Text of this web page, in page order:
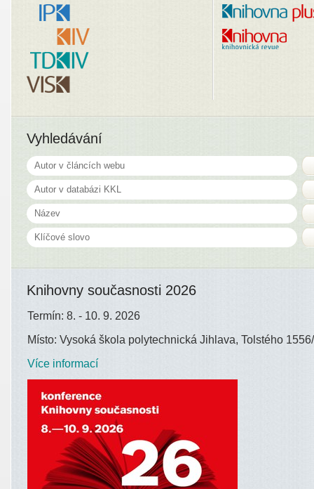
Vyhledávání
Knihovny současnosti 2026
Termín: 8. - 10. 9. 2026
Místo: Vysoká škola polytechnická Jihlava, Tolstého
Více informací